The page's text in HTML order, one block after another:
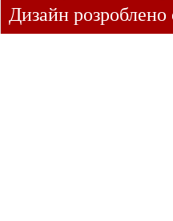
Дизайн розроблено